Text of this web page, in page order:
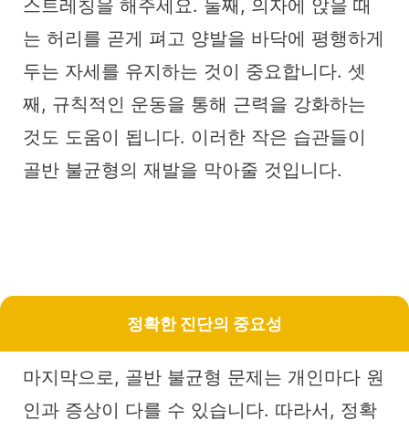
스트레칭을 해주세요. 둘째, 의자에 앉을 때
는 허리를 곧게 펴고 양발을 바닥에 평행하게
두는 자세를 유지하는 것이 중요합니다. 셋
째, 규칙적인 운동을 통해 근력을 강화하는
것도 도움이 됩니다. 이러한 작은 습관들이
골반 불균형의 재발을 막아줄 것입니다.
정확한 진단의 중요성
마지막으로, 골반 불균형 문제는 개인마다 원
인과 증상이 다를 수 있습니다. 따라서, 정확